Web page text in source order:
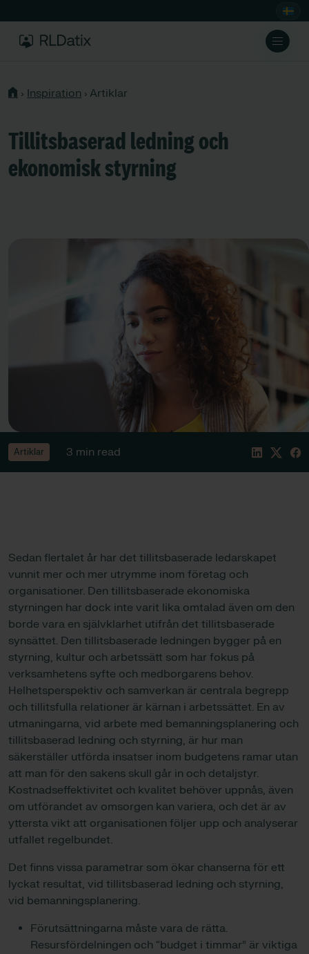
› Inspiration › Artiklar
Tillitsbaserad ledning och
ekonomisk styrning
Artiklar 3 min read
Sedan flertalet år har det tillitsbaserade ledarskapet
vunnit mer och mer utrymme inom företag och
organisationer. Den tillitsbaserade ekonomiska
styrningen har dock inte varit lika omtalad även om den
borde vara en självklarhet utifrån det tillitsbaserade
synsättet. Den tillitsbaserade ledningen bygger på en
styrning, kultur och arbetssätt som har fokus på
verksamhetens syfte och medborgarens behov.
Helhetsperspektiv och samverkan är centrala begrepp
och tillitsfulla relationer är kärnan i arbetssättet. En av
utmaningarna, vid arbete med bemanningsplanering och
tillitsbaserad ledning och styrning, är hur man
säkerställer utförda insatser inom budgetens ramar utan
att man för den sakens skull går in och detaljstyr.
Kostnadseffektivitet och kvalitet behöver uppnås, även
om utförandet av omsorgen kan variera, och det är av
yttersta vikt att organisationen följer upp och analyserar
utfallet regelbundet.
Det finns vissa parametrar som ökar chanserna för ett
lyckat resultat, vid tillitsbaserad ledning och styrning,
vid bemanningsplanering.
Förutsättningarna måste vara de rätta.
Resursfördelningen och “budget i timmar” är viktiga